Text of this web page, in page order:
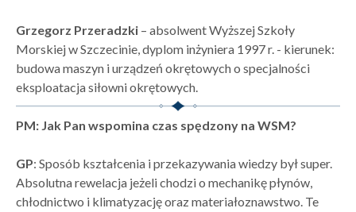
Grzegorz Przeradzki – absolwent Wyższej Szkoły
Morskiej w Szczecinie, dyplom inżyniera 1997 r. - kierunek:
budowa maszyn i urządzeń okrętowych o specjalności
eksploatacja siłowni okrętowych.
PM: Jak Pan wspomina czas spędzony na WSM?
GP: Sposób kształcenia i przekazywania wiedzy był super.
Absolutna rewelacja jeżeli chodzi o mechanikę płynów,
chłodnictwo i klimatyzację oraz materiałoznawstwo. Te